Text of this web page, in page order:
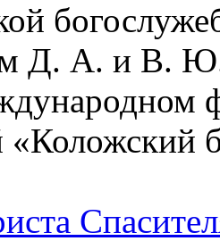
Д. А. и В. Ю.